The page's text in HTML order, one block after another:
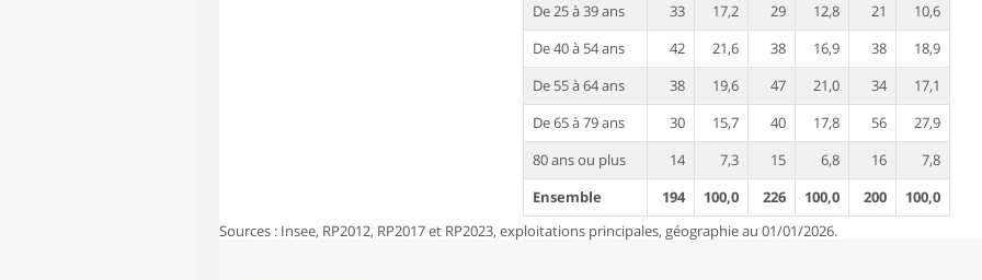
De 25 à 39 ans
33 17,2 29 12,8 21
10,6
De 40 à 54 ans
42 21,6 38 16,9 38
18,9
De 55 à 64 ans
38 19,6 47 21,0 34
17,1
De 65 à 79 ans
30 15,7 40 17,8 56
27,9
80 ans ou plus
14 7,3 15 6,8 16
7,8
Ensemble
194 100,0 226 100,0 200
100,0
Sources : Insee, RP2012, RP2017 et RP2023, exploitations principales, géographie au 01/01/2026.